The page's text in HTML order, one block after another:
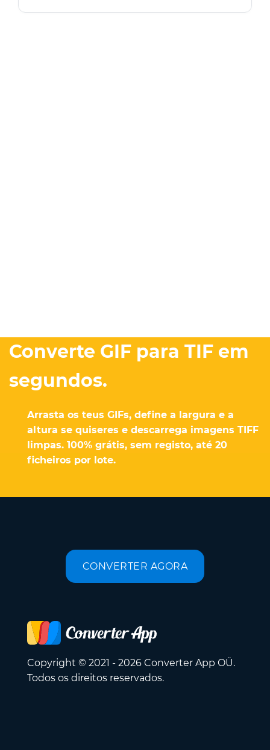
Converte GIF para TIF em
segundos.
Arrasta os teus GIFs, define a largura e a
altura se quiseres e descarrega imagens TIFF
limpas. 100% grátis, sem registo, até 20
ficheiros por lote.
CONVERTER AGORA
Copyright © 2021 - 2026 Converter App OÜ.
Todos os direitos reservados.